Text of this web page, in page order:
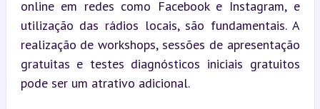
online em redes como Facebook e Instagram, e
utilização das rádios locais, são fundamentais. A
realização de workshops, sessões de apresentação
gratuitas e testes diagnósticos iniciais gratuitos
pode ser um atrativo adicional.